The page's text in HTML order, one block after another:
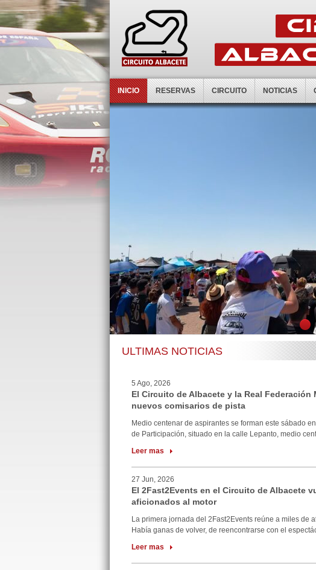
INICIO RESERVAS CIRCUITO NOTICIAS
1
ULTIMAS NOTICIAS
5 Ago, 2026
El Circuito de Albacete y la Real
nuevos comisarios de pista
Medio centenar de aspirantes se forman este sábado
de Participación, situado en la calle Lepanto, medio
Leer mas
27 Jun, 2026
El 2Fast2Events en el Circuito de Albacete
aficionados al motor
La primera jornada del 2Fast2Events reúne a miles de
Había ganas de volver, de reencontrarse con el
Leer mas